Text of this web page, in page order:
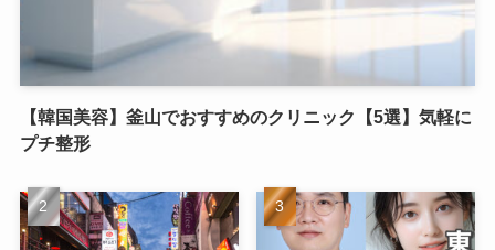
【韓国美容】釜山でおすすめのクリニック【5選】気軽に
プチ整形